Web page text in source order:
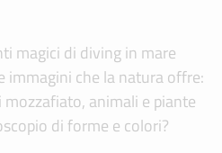
magici di diving in mare
immagini che la natura offre:
animali e piante
di forme e colori?